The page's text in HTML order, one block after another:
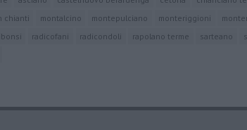
chianti montalcino montepulciano monteriggioni
radicofani radicondoli rapolano terme sarteano